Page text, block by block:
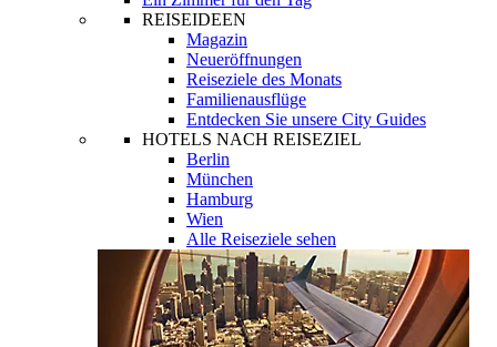
REISEIDEEN
Magazin
Neueröffnungen
Reiseziele des Monats
Familienausflüge
Entdecken Sie unsere City Guides
HOTELS NACH REISEZIEL
Berlin
München
Hamburg
Wien
Alle Reiseziele sehen